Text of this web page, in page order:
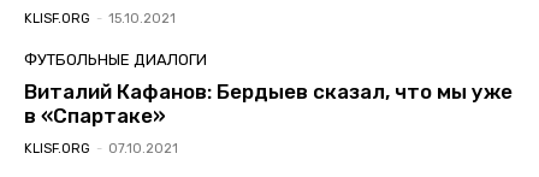
KLISF.ORG - 15.10.2021
ФУТБОЛЬНЫЕ ДИАЛОГИ
Виталий Кафанов: Бердыев сказал, что мы уже
в «Спартаке»
KLISF.ORG - 07.10.2021